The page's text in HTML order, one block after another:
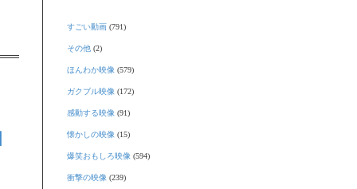
すごい動画 (791)
その他 (2)
ほんわか映像 (579)
ガクブル映像 (172)
感動する映像 (91)
懐かしの映像 (15)
爆笑おもしろ映像 (594)
衝撃の映像 (239)